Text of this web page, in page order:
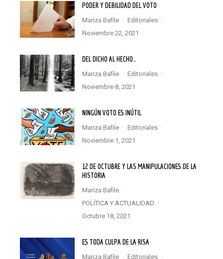
PODER Y DEBILIDAD DEL VOTO
Mariza Bafile · Editoriales ·
noviembre 22, 2021
DEL DICHO AL HECHO…
Mariza Bafile · Editoriales ·
noviembre 8, 2021
NINGÚN VOTO ES INÚTIL
Mariza Bafile · Editoriales ·
noviembre 1, 2021
12 DE OCTUBRE Y LAS MANIPULACIONES DE LA
HISTORIA
Mariza Bafile ·
POLÍTICA Y ACTUALIDAD ·
octubre 18, 2021
ES TODA CULPA DE LA RISA
Mariza Bafile · Editoriales ·